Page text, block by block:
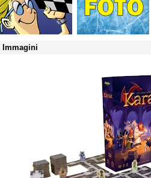
Immagini